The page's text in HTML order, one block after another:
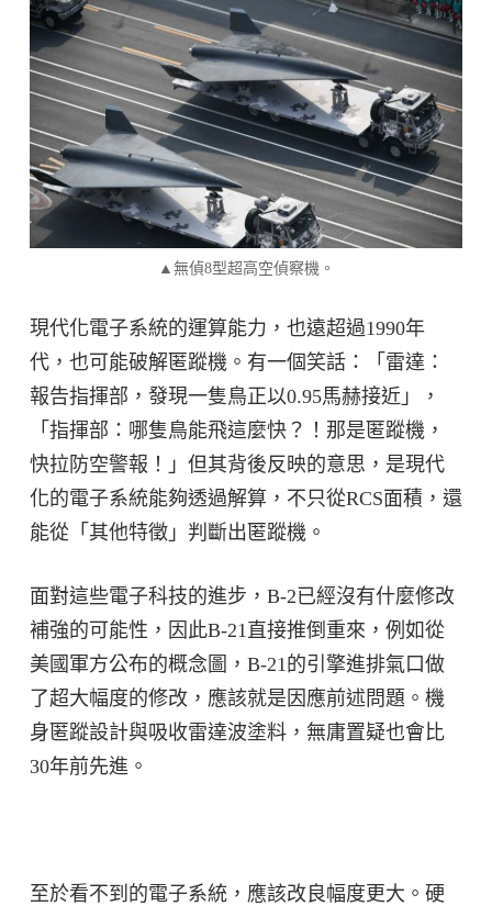
▲無偵8型超高空偵察機。
現代化電子系統的運算能力，也遠超過1990年
代，也可能破解匿蹤機。有一個笑話：「雷達：
報告指揮部，發現一隻鳥正以0.95馬赫接近」，
「指揮部：哪隻鳥能飛這麼快？！那是匿蹤機，
快拉防空警報！」但其背後反映的意思，是現代
化的電子系統能夠透過解算，不只從RCS面積，還
能從「其他特徵」判斷出匿蹤機。
面對這些電子科技的進步，B-2已經沒有什麼修改
補強的可能性，因此B-21直接推倒重來，例如從
美國軍方公布的概念圖，B-21的引擎進排氣口做
了超大幅度的修改，應該就是因應前述問題。機
身匿蹤設計與吸收雷達波塗料，無庸置疑也會比
30年前先進。
至於看不到的電子系統，應該改良幅度更大。硬